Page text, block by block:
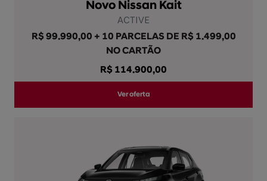
Novo Nissan Kait
ACTIVE
R$ 99.990,00 + 10 PARCELAS DE R$ 1.499,00
NO CARTÃO
R$ 114.900,00
Ver oferta